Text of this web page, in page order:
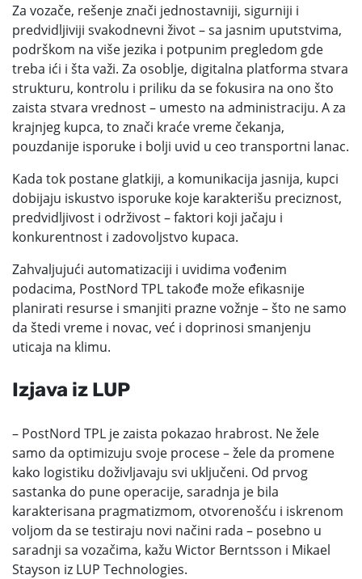
Za vozače, rešenje znači jednostavniji, sigurniji i
predvidljiviji svakodnevni život – sa jasnim uputstvima,
podrškom na više jezika i potpunim pregledom gde
treba ići i šta važi. Za osoblje, digitalna platforma stvara
strukturu, kontrolu i priliku da se fokusira na ono što
zaista stvara vrednost – umesto na administraciju. A za
krajnjeg kupca, to znači kraće vreme čekanja,
pouzdanije isporuke i bolji uvid u ceo transportni lanac.
Kada tok postane glatkiji, a komunikacija jasnija, kupci
dobijaju iskustvo isporuke koje karakterišu preciznost,
predvidljivost i održivost – faktori koji jačaju i
konkurentnost i zadovoljstvo kupaca.
Zahvaljujući automatizaciji i uvidima vođenim
podacima, PostNord TPL takođe može efikasnije
planirati resurse i smanjiti prazne vožnje – što ne samo
da štedi vreme i novac, već i doprinosi smanjenju
uticaja na klimu.
Izjava iz LUP
– PostNord TPL je zaista pokazao hrabrost. Ne žele
samo da optimizuju svoje procese – žele da promene
kako logistiku doživljavaju svi uključeni. Od prvog
sastanka do pune operacije, saradnja je bila
karakterisana pragmatizmom, otvorenošću i iskrenom
voljom da se testiraju novi načini rada – posebno u
saradnji sa vozačima, kažu Wictor Berntsson i Mikael
Stayson iz LUP Technologies.